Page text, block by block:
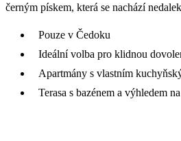
černým pískem, která se nachází
Pouze v Čedoku
Ideální volba pro klidnou
Apartmány s vlastním
Terasa s bazénem a výhledem